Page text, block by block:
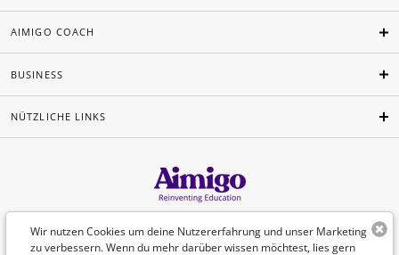
Wir nutzen Cookies um deine Nutzererfahrung und unser Marketing
zu verbessern. Wenn du mehr darüber wissen möchtest, lies gern
AIMIGO COACH
BUSINESS
NÜTZLICHE LINKS
Deutsch